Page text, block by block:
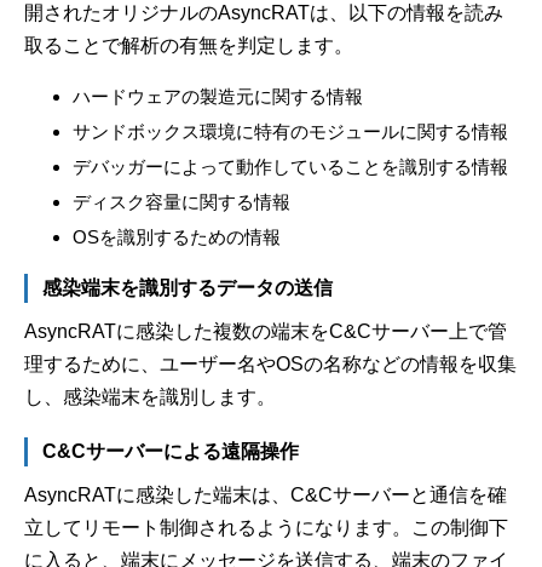
開されたオリジナルのAsyncRATは、以下の情報を読み
取ることで解析の有無を判定します。
ハードウェアの製造元に関する情報
サンドボックス環境に特有のモジュールに関する情報
デバッガーによって動作していることを識別する情報
ディスク容量に関する情報
OSを識別するための情報
感染端末を識別するデータの送信
AsyncRATに感染した複数の端末をC&Cサーバー上で管
理するために、ユーザー名やOSの名称などの情報を収集
し、感染端末を識別します。
C&Cサーバーによる遠隔操作
AsyncRATに感染した端末は、C&Cサーバーと通信を確
立してリモート制御されるようになります。この制御下
に入ると、端末にメッセージを送信する、端末のファイ